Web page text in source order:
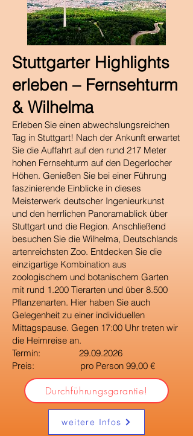
​Stuttgarter Highlights
erleben – Fernsehturm
& Wilhelma
Erleben Sie einen abwechslungsreichen
Tag in Stuttgart! Nach der Ankunft erwartet
Sie die Auffahrt auf den rund 217 Meter
hohen Fernsehturm auf den Degerlocher
Höhen. Genießen Sie bei einer Führung
faszinierende Einblicke in dieses
Meisterwerk deutscher Ingenieurkunst
und den herrlichen Panoramablick über
Stuttgart und die Region. Anschließend
besuchen Sie die Wilhelma, Deutschlands
artenreichsten Zoo. Entdecken Sie die
einzigartige Kombination aus
zoologischem und botanischem Garten
mit rund 1.200 Tierarten und über 8.500
Pflanzenarten. Hier haben Sie auch
Gelegenheit zu einer individuellen
Mittagspause. Gegen 17:00 Uhr treten wir
die Heimreise an.
Termin: 29.09.2026
Preis: pro Person 99,00 €
Durchführungsgarantie!
weitere Infos